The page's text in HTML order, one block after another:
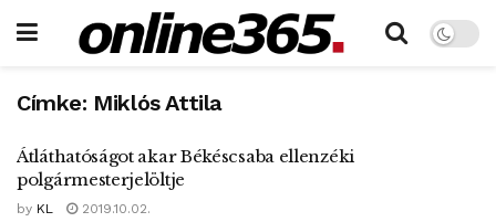
Címke: Miklós Attila
Átláthatóságot akar Békéscsaba ellenzéki
polgármesterjelöltje
by KL 2019.10.02.